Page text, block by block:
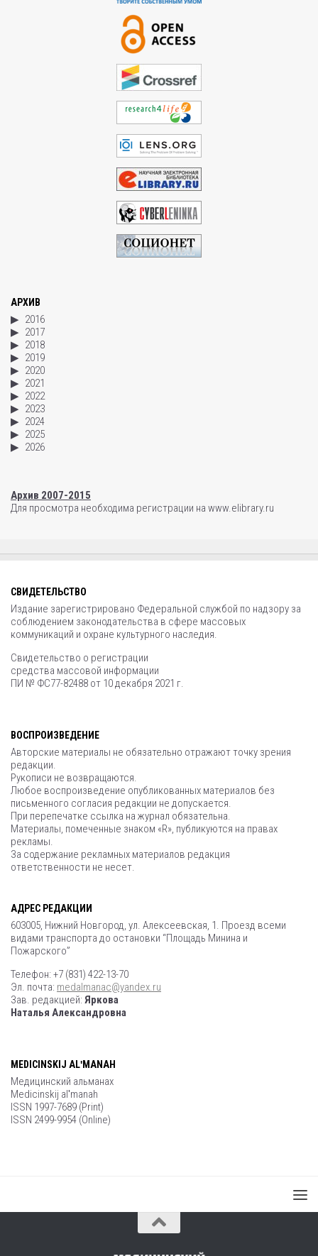
АРХИВ
2016
2017
2018
2019
2020
2021
2022
2023
2024
2025
2026
Архив 2007-2015
Для просмотра необходима регистрации на www.elibrary.ru
СВИДЕТЕЛЬСТВО
Издание зарегистрировано Федеральной службой по надзору за
соблюдением законодательства в сфере массовых
коммуникаций и охране культурного наследия.
Свидетельство о регистрации
средства массовой информации
ПИ № ФС77-82488 от 10 декабря 2021 г.
ВОСПРОИЗВЕДЕНИЕ
Авторские материалы не обязательно отражают точку зрения
редакции.
Рукописи не возвращаются.
Любое воспроизведение опубликованных материалов без
письменного согласия редакции не допускается.
При перепечатке ссылка на журнал обязательна.
Материалы, помеченные знаком «R», публикуются на правах
рекламы.
За содержание рекламных материалов редакция
ответственности не несет.
АДРЕС РЕДАКЦИИ
603005, Нижний Новгород, ул. Алексеевская, 1. Проезд всеми
видами транспорта до остановки “Площадь Минина и
Пожарского”
Телефон: +7 (831) 422-13-70
Эл. почта: medalmanac@yandex.ru
Зав. редакцией: Яркова
Наталья Александровна
MEDICINSKIJ ALʹMANAH
Медицинский альманах
Medicinskij alʹmanah
ISSN 1997-7689 (Print)
ISSN 2499-9954 (Online)